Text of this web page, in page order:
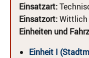
Einsatzart:
Einsatzort:
Einheiten und
Einheit I